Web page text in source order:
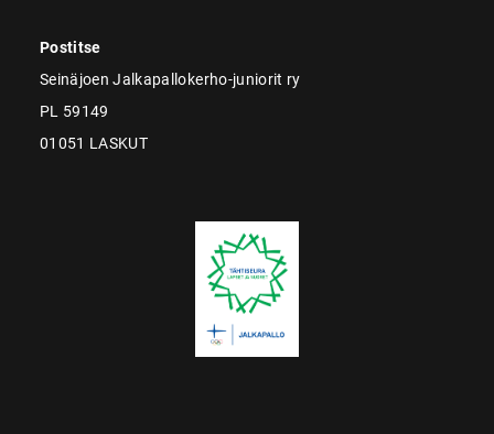
Postitse
Seinäjoen Jalkapallokerho-juniorit ry
PL 59149
01051 LASKUT